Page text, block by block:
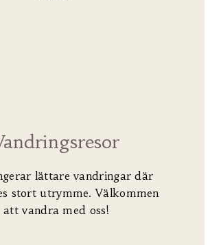
lättare vandringar där
stort utrymme. Välkommen
att vandra med oss!